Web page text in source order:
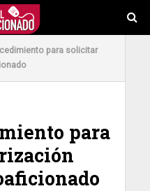
para solicitar
para